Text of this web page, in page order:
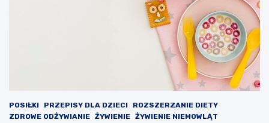
POSIŁKI PRZEPISY DLA DZIECI
ROZSZERZANIE DIETY
ZDROWE ODŻYWIANIE ŻYWIENIE ŻYWIENIE NIEMOWLĄT